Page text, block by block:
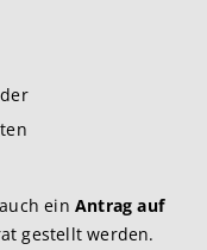
ein Antrag auf
gestellt werden.